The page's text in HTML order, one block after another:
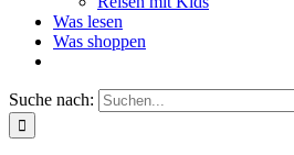
Was lesen
Was shoppen
Suche nach: